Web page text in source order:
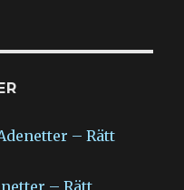
– Rätt